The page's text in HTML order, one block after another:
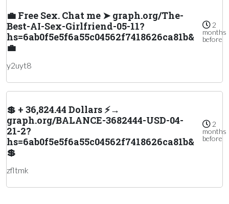
💼 Free Sex. Chat me ➤ graph.org/The-
Best-AI-Sex-Girlfriend-05-11?
hs=6ab0f5e5f6a55c04562f7418626ca81b&
💼
2
months
before
y2uyt8
💲 + 36,824.44 Dollars ⚡→
graph.org/BALANCE-3682444-USD-04-
21-2?
hs=6ab0f5e5f6a55c04562f7418626ca81b&
💲
2
months
before
zfltmk